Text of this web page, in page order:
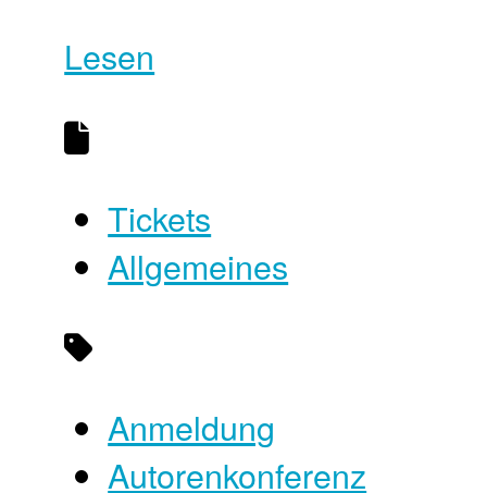
Lesen
Tickets
Allgemeines
Anmeldung
Autorenkonferenz